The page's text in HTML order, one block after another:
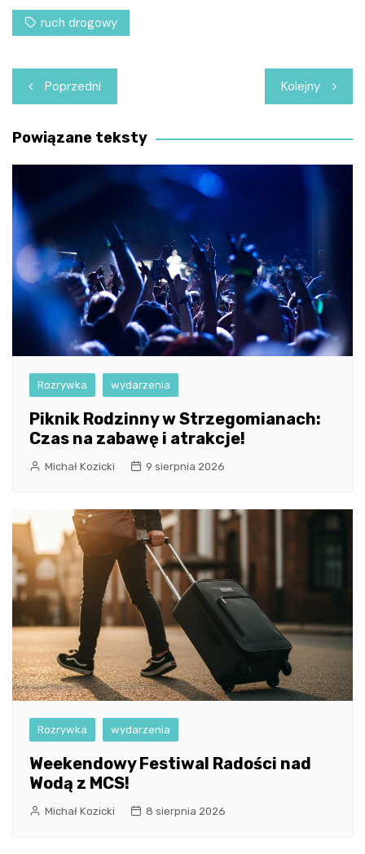
ruch drogowy
Nawigacja
wpisu
Poprzedni Kolejny
Powiązane teksty
Rozrywka wydarzenia
Piknik Rodzinny w Strzegomianach:
Czas na zabawę i atrakcje!
Michał Kozicki 9 sierpnia 2026
Rozrywka wydarzenia
Weekendowy Festiwal Radości nad
Wodą z MCS!
Michał Kozicki 8 sierpnia 2026